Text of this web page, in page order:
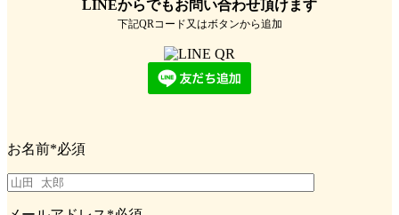
LINEからでもお問い合わせ頂けます
下記QRコード又はボタンから追加
お名前*必須